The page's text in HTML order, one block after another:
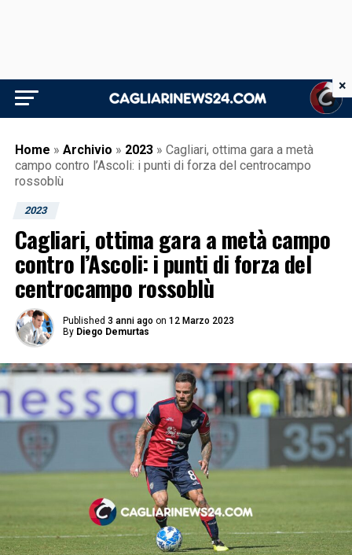
Home » Archivio » 2023 » Cagliari, ottima gara a metà
campo contro l’Ascoli: i punti di forza del centrocampo
rossoblù
2023
Cagliari, ottima gara a metà campo
contro l’Ascoli: i punti di forza del
centrocampo rossoblù
Published 3 anni ago on 12 Marzo 2023
By Diego Demurtas
×